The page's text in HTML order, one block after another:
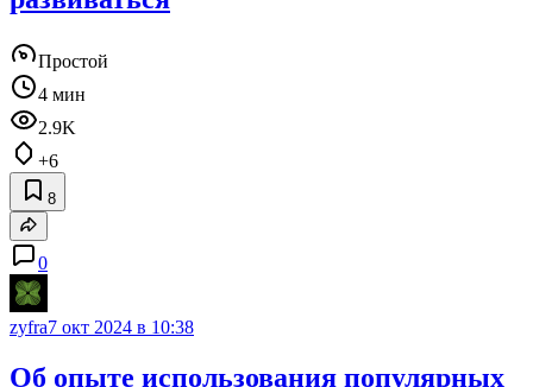
Простой
4 мин
2.9K
+6
8
0
zyfra7 окт 2024 в 10:38
Об опыте использования популярных